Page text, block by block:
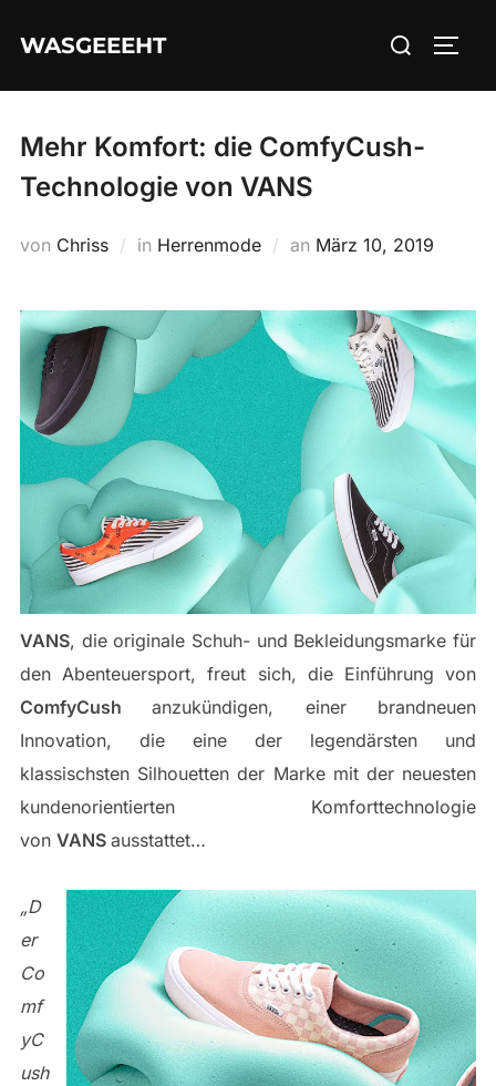
InhaltWASGEEEHT
Suchen
Mehr Komfort: die ComfyCush-
Technologie von VANS
von Chriss in Herrenmode an Veröffentlicht
März 10, 2019
VANS, die originale Schuh- und Bekleidungsmarke für
den Abenteuersport, freut sich, die Einführung von
ComfyCushanzukündigen, einer brandneuen
Innovation, die eine der legendärsten und
klassischsten Silhouetten der Marke mit der neuesten
kundenorientierten Komforttechnologie
von VANS ausstattet…
„D
er
Co
mf
yC
ush